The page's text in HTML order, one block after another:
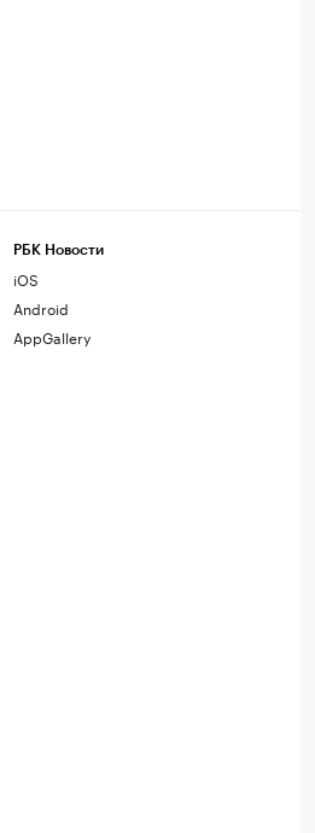
РБК Новости
iOS
Android
AppGallery